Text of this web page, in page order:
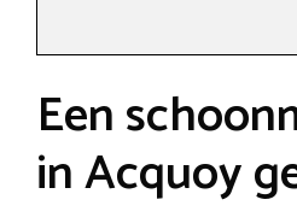
Een
in Acquoy